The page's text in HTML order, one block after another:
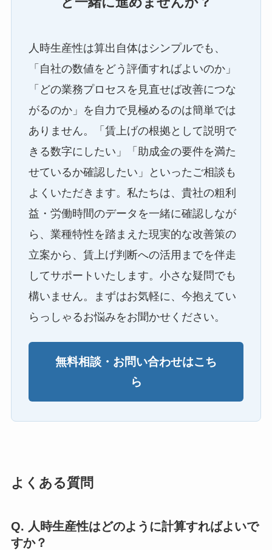
人時生産性は算出自体はシンプルでも、
「自社の数値をどう評価すればよいのか」
「どの業務プロセスを見直せば改善につな
がるのか」を自力で見極めるのは簡単では
ありません。「賃上げの根拠として説明で
きる数字にしたい」「助成金の要件を満た
せているか確認したい」といったご相談も
よくいただきます。私たちは、貴社の粗利
益・労働時間のデータを一緒に確認しなが
ら、業種特性を踏まえた現実的な改善策の
立案から、賃上げ判断への活用までを伴走
してサポートいたします。小さな疑問でも
構いません。まずはお気軽に、今抱えてい
らっしゃるお悩みをお聞かせください。
無料相談・お問い合わせはこち
ら
よくある質問
Q. 人時生産性はどのように計算すればよいで
すか？